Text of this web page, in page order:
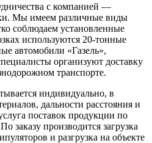
с компанией —
Мы имеем различные виды
соблюдаем установленные
используются 20-тонные
автомобили «Газель»,
организуют доставку
транспорте.
индивидуально, в
дальности расстояния и
поставок продукции по
заказу производится загрузка
и разгрузка на объекте